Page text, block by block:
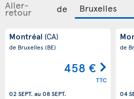
Aller-
retour de
Montréal (CA)
de Bruxelles (BE)
458 €
TTC
02 SEPT. au 08 SEPT.
de
04